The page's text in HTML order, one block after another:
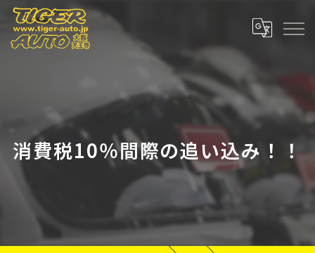
消費税10％間際の追い込み！！